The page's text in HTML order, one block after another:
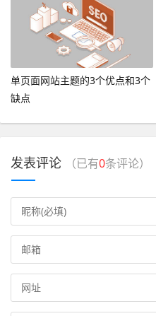
单页面网站主题的3个优点和3个
缺点
发表评论 （已有0条评论）